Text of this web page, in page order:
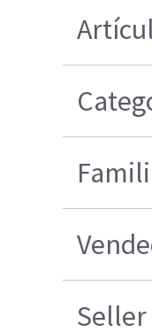
Seller